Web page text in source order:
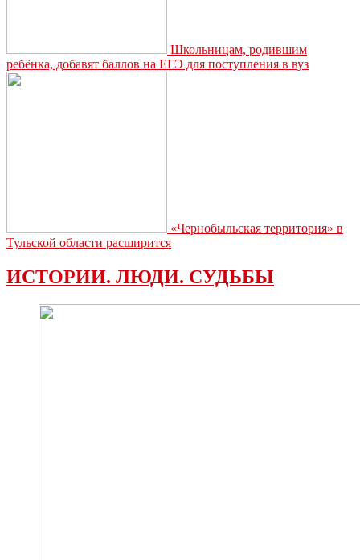
Школьницам, родившим
ребёнка, добавят баллов на ЕГЭ для поступления в вуз
«Чернобыльская территория» в
Тульской области расширится
ИСТОРИИ. ЛЮДИ. СУДЬБЫ